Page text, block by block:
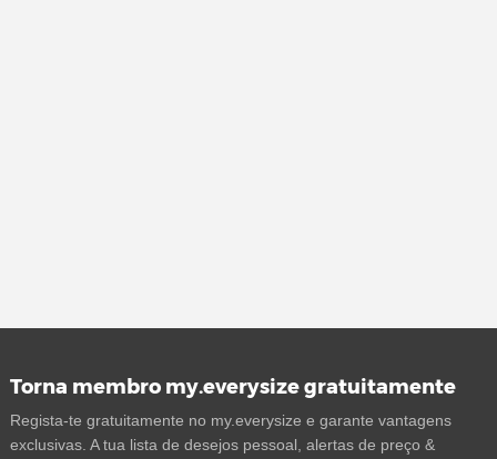
Torna membro my.everysize gratuitamente
Regista-te gratuitamente no my.everysize e garante vantagens
exclusivas. A tua lista de desejos pessoal, alertas de preço &